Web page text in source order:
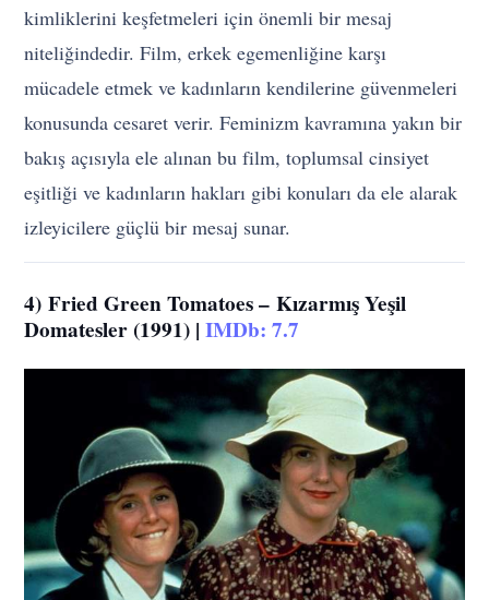
kimliklerini keşfetmeleri için önemli bir mesaj
niteliğindedir. Film, erkek egemenliğine karşı
mücadele etmek ve kadınların kendilerine güvenmeleri
konusunda cesaret verir. Feminizm kavramına yakın bir
bakış açısıyla ele alınan bu film, toplumsal cinsiyet
eşitliği ve kadınların hakları gibi konuları da ele alarak
izleyicilere güçlü bir mesaj sunar.
4)Fried Green Tomatoes –Kızarmış Yeşil
Domatesler (1991) |IMDb: 7.7